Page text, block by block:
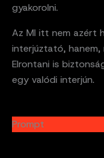
gyakorolni.
Az MI itt nem azért
interjúztató,
Elrontani is
egy valódi interjún.
Prompt